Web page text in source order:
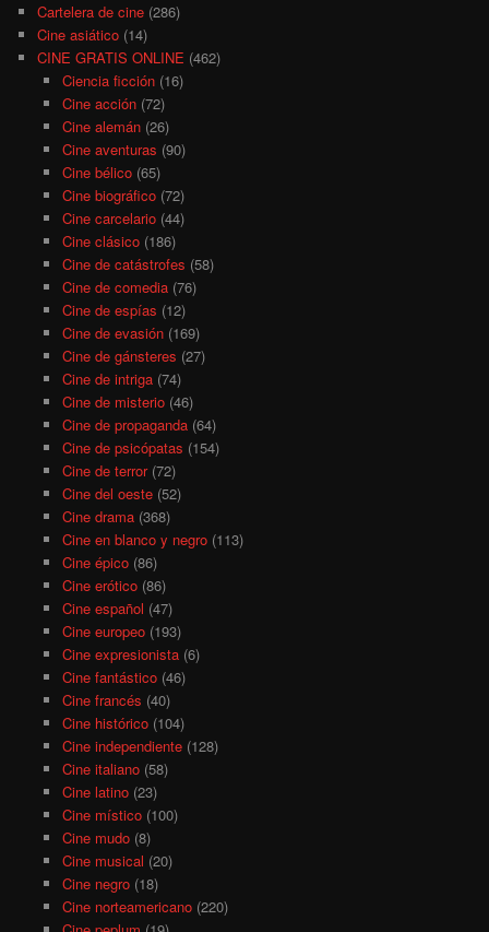
Cartelera de cine (286)
Cine asiático (14)
CINE GRATIS ONLINE (462)
Ciencia ficción(16)
Cine acción(72)
Cine alemán(26)
Cine aventuras (90)
Cine bélico(65)
Cine biográfico(72)
Cine carcelario(44)
Cine clásico(186)
Cine de catástrofes (58)
Cine de comedia(76)
Cine de espías (12)
Cine de evasión(169)
Cine de gánsteres (27)
Cine de intriga(74)
Cine de misterio(46)
Cine de propaganda(64)
Cine de psicópatas (154)
Cine de terror(72)
Cine del oeste(52)
Cine drama(368)
Cine en blanco y negro(113)
Cine épico(86)
Cine erótico(86)
Cine español (47)
Cine europeo(193)
Cine expresionista(6)
Cine fantástico(46)
Cine francés (40)
Cine histórico(104)
Cine independiente(128)
Cine italiano(58)
Cine latino(23)
Cine místico(100)
Cine mudo(8)
Cine musical (20)
Cine negro(18)
Cine norteamericano(220)